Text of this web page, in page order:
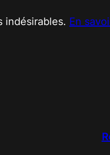
indésirables. En